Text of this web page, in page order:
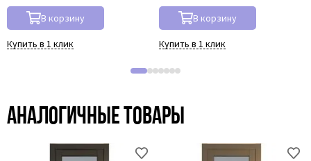
В корзину
Купить в 1 клик
В корзину
Купить в 1 клик
Аналогичные товары